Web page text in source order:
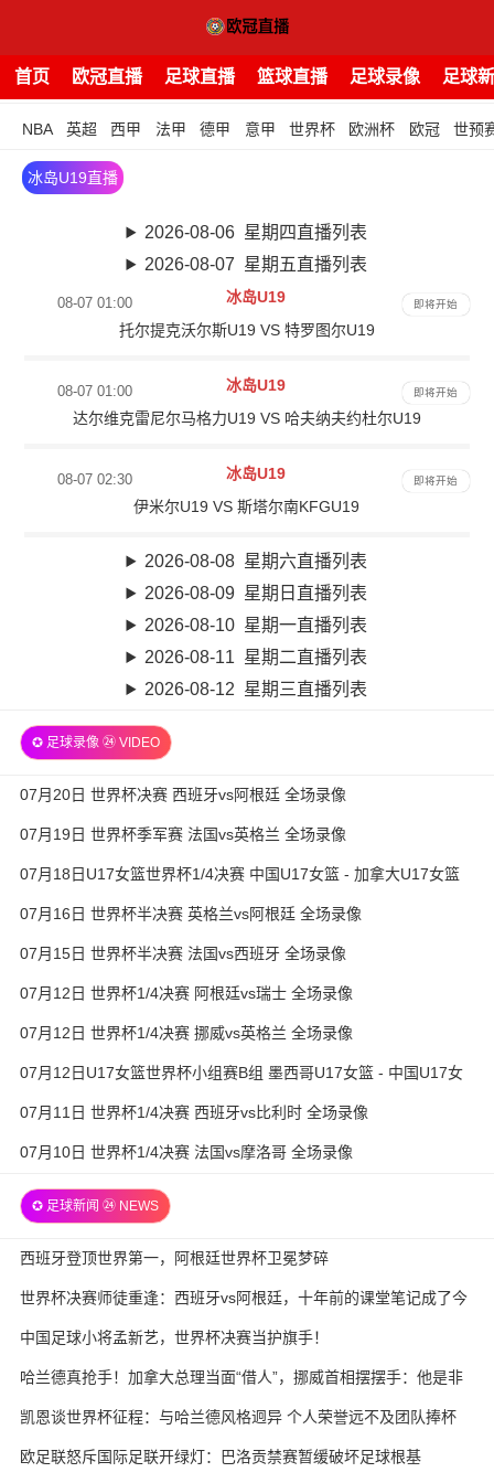
首页 欧冠直播 足球直播 篮球直播 足球录像 足球
NBA 英超 西甲 法甲 德甲 意甲 世界杯 欧洲杯 欧冠 世预
冰岛U19直播
2026-08-06 星期四直播列表
2026-08-07 星期五直播列表
08-07 01:00
冰岛U19
托尔提克沃尔斯U19 VS 特罗图尔U19
即将开始
08-07 01:00
冰岛U19
达尔维克雷尼尔马格力U19 VS 哈夫纳夫约杜尔U19
即将开始
08-07 02:30
冰岛U19
伊米尔U19 VS 斯塔尔南KFGU19
即将开始
2026-08-08 星期六直播列表
2026-08-09 星期日直播列表
2026-08-10 星期一直播列表
2026-08-11 星期二直播列表
2026-08-12 星期三直播列表
✪ 足球录像 ㉔ VIDEO
07月20日 世界杯决赛 西班牙vs阿根廷 全场录像
07月19日 世界杯季军赛 法国vs英格兰 全场录像
07月18日U17女篮世界杯1/4决赛 中国U17女篮 - 加拿大U17女篮
录像
07月16日 世界杯半决赛 英格兰vs阿根廷 全场录像
07月15日 世界杯半决赛 法国vs西班牙 全场录像
07月12日 世界杯1/4决赛 阿根廷vs瑞士 全场录像
07月12日 世界杯1/4决赛 挪威vs英格兰 全场录像
07月12日U17女篮世界杯小组赛B组 墨西哥U17女篮 - 中国U17女
篮 全场录像
07月11日 世界杯1/4决赛 西班牙vs比利时 全场录像
07月10日 世界杯1/4决赛 法国vs摩洛哥 全场录像
✪ 足球新闻 ㉔ NEWS
西班牙登顶世界第一，阿根廷世界杯卫冕梦碎
世界杯决赛师徒重逢：西班牙vs阿根廷，十年前的课堂笔记成了今
天的战术板
中国足球小将孟新艺，世界杯决赛当护旗手！
哈兰德真抢手！加拿大总理当面“借人”，挪威首相摆摆手：他是非
卖品
凯恩谈世界杯征程：与哈兰德风格迥异 个人荣誉远不及团队捧杯
欧足联怒斥国际足联开绿灯：巴洛贡禁赛暂缓破坏足球根基